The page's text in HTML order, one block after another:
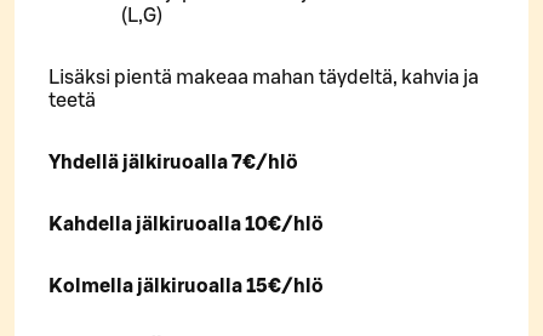
(L,G)
Lisäksi pientä makeaa mahan täydeltä, kahvia ja
teetä
Yhdellä jälkiruoalla 7€/hlö
Kahdella jälkiruoalla 10€/hlö
Kolmella jälkiruoalla 15€/hlö